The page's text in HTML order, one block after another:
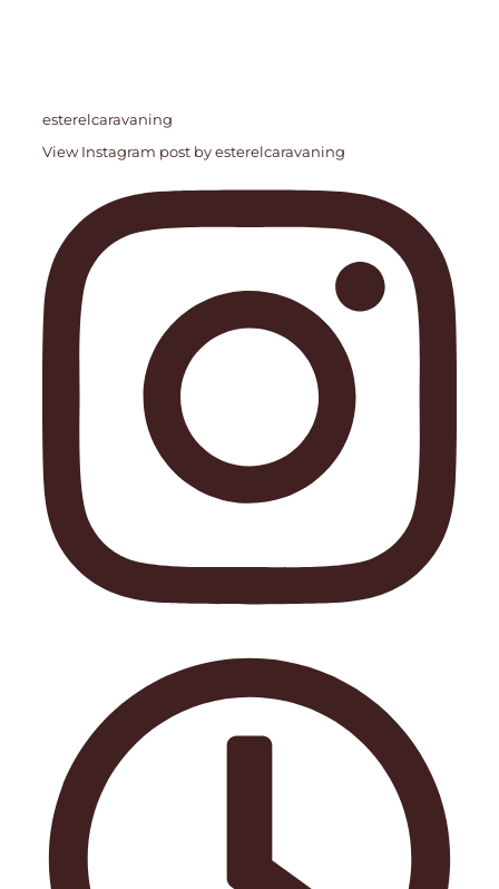
esterelcaravaning
View Instagram post by esterelcaravaning